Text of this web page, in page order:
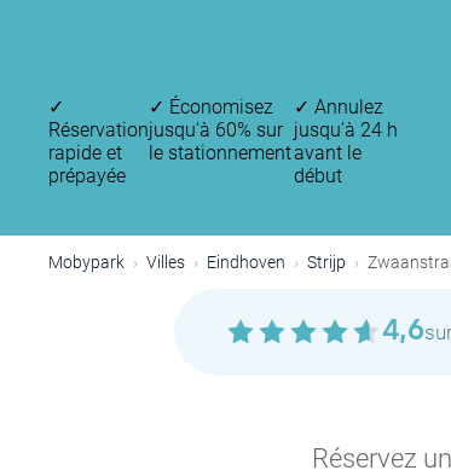
✓
Réservation
rapide et
prépayée
✓ Économisez
jusqu'à 60% sur
le stationnement
✓ Annulez
jusqu’à 24 h
avant le
début
Mobypark Villes Eindhoven Strijp
4,6
Réservez
P